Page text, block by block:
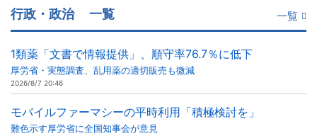
行政・政治 一覧 一覧
1類薬「文書で情報提供」、順守率76.7％に低下
厚労省・実態調査、乱用薬の適切販売も微減
2026/8/7 20:46
モバイルファーマシーの平時利用「積極検討を」
難色示す厚労省に全国知事会が意見